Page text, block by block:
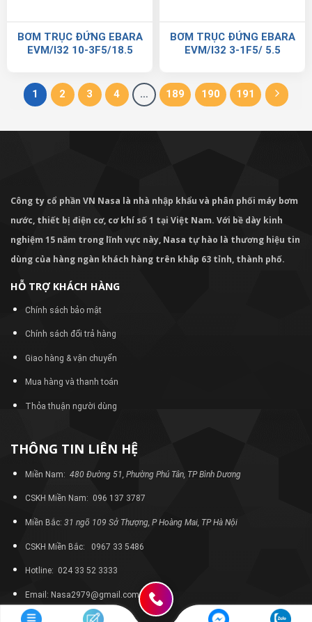
BƠM TRỤC ĐỨNG EBARA
EVM/I32 10-3F5/18.5
BƠM TRỤC ĐỨNG EBARA
EVM/I32 3-1F5/ 5.5
1 2 3 4 … 189 190 191
Công ty cổ phần VN Nasa là nhà nhập khẩu và phân phối máy bơm
nước, thiết bị điện cơ, cơ khí số 1 tại Việt Nam. Với bề dày kinh
nghiệm 15 năm trong lĩnh vực này, Nasa tự hào là thương hiệu tin
dùng của hàng ngàn khách hàng trên khắp 63 tỉnh, thành phố.
HỖ TRỢ KHÁCH HÀNG
Chính sách bảo mật
Chính sách đổi trả hàng
Giao hàng & vận chuyển
Mua hàng và thanh toán
Thỏa thuận người dùng
THÔNG TIN LIÊN HỆ
Miền Nam: 480 Đường 51, Phường Phú Tân, TP Bình Dương
CSKH Miền Nam: 096 137 3787
Miền Bắc: 31 ngõ 109 Sở Thượng, P Hoàng Mai, TP Hà Nội
CSKH Miền Bắc: 0967 33 5486
Hotline: 024 33 52 3333
Email: Nasa2979@gmail.com